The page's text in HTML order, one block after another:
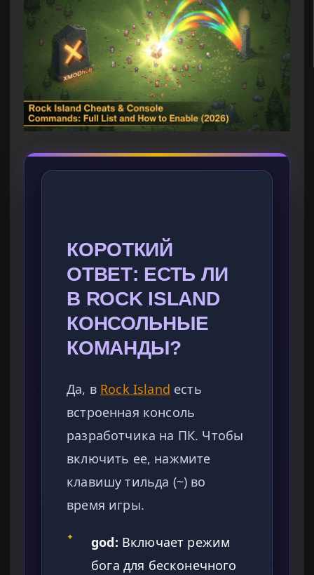
КОРОТКИЙ
ОТВЕТ: ЕСТЬ ЛИ
В ROCK ISLAND
КОНСОЛЬНЫЕ
КОМАНДЫ?
Да, в Rock Island есть
встроенная консоль
разработчика на ПК. Чтобы
включить ее, нажмите
клавишу тильда (~) во
время игры.
✦ god: Включает режим
бога для бесконечного